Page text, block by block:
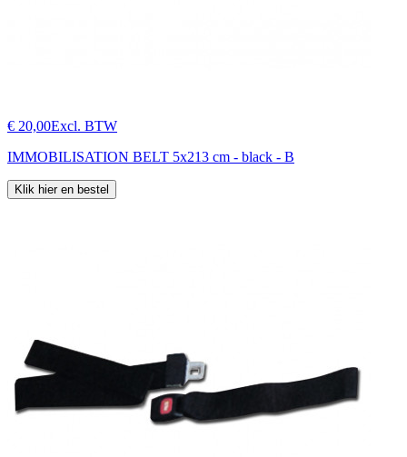
€ 20,00Excl. BTW
IMMOBILISATION BELT 5x213 cm - black - B
Klik hier en bestel